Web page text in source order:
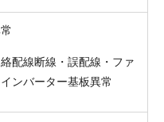
配線断線・誤配線・ファ
ンバーター基板異常